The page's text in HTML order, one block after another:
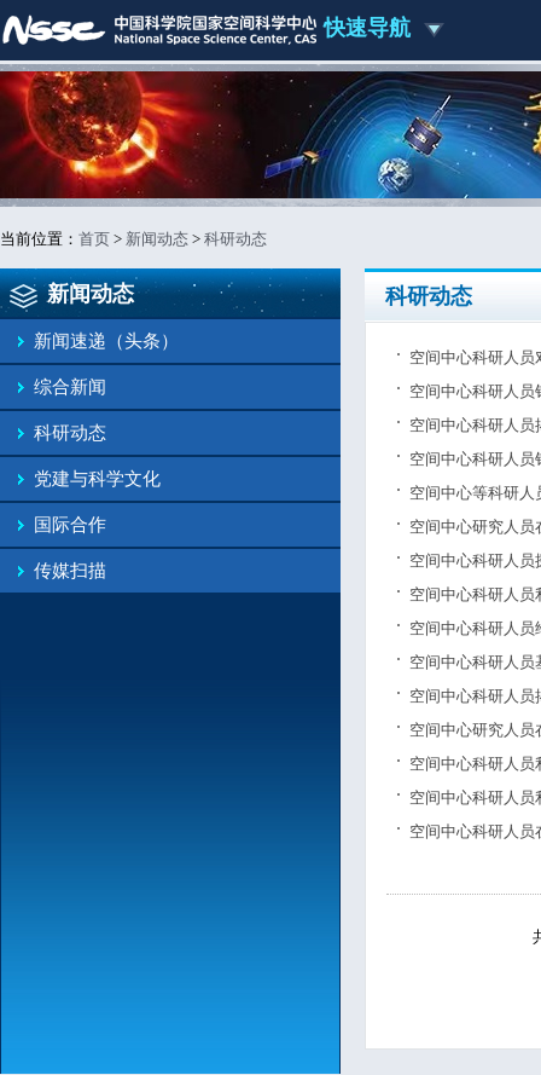
快速导航
当前位置： 首页 > 新闻动态 > 科研动态
新闻动态
新闻速递（头条）
综合新闻
科研动态
党建与科学文化
国际合作
传媒扫描
科研动态
空间中心科研人
空间中心科研人
空间中心科研人
空间中心科研人
空间中心等科研
空间中心研究人
空间中心科研人员
空间中心科研人
空间中心科研人
空间中心科研人员
空间中心科研人
空间中心研究人
空间中心科研人
空间中心科研人
空间中心科研人